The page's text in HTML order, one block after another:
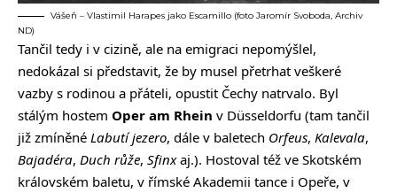
Vášeň – Vlastimil Harapes jako Escamillo (foto Jaromír Svoboda, Archiv
ND)
Tančil tedy i v cizině, ale na emigraci nepomýšlel,
nedokázal si představit, že by musel přetrhat veškeré
vazby s rodinou a přáteli, opustit Čechy natrvalo. Byl
stálým hostem Oper am Rhein v Düsseldorfu (tam tančil
již zmíněné Labutí jezero, dále v baletech Orfeus, Kalevala,
Bajadéra, Duch růže, Sfinxaj.). Hostoval též ve Skotském
královském baletu, v římské Akademii tance i Opeře, v